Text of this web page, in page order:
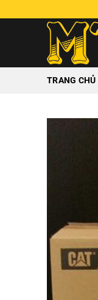
đến
TRANG CHỦ